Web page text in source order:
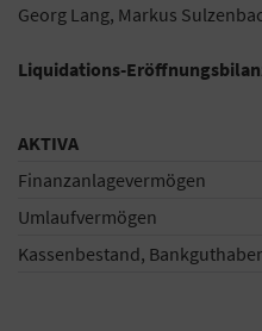
Georg Lang, Markus
Liquidations-
AKTIVA
Finanzanlagevermögen
Umlaufvermögen
Kassenbestand,